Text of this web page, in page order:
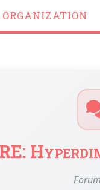
RE: